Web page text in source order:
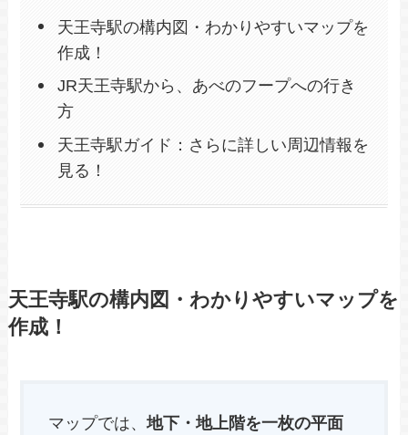
天王寺駅の構内図・わかりやすいマップを
作成！
JR天王寺駅から、あべのフープへの行き
方
天王寺駅ガイド：さらに詳しい周辺情報を
見る！
天王寺駅の構内図・わかりやすいマップを
作成！
マップでは、地下・地上階を一枚の平面